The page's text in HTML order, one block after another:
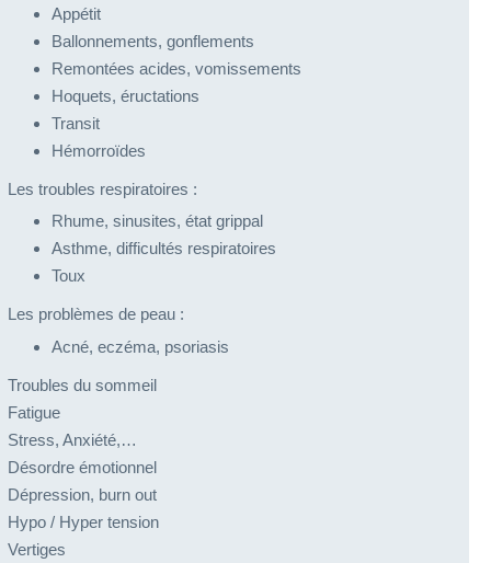
Appétit
Ballonnements, gonflements
Remontées acides, vomissements
Hoquets, éructations
Transit
Hémorroïdes
Les troubles respiratoires :
Rhume, sinusites, état grippal
Asthme, difficultés respiratoires
Toux
Les problèmes de peau :
Acné, eczéma, psoriasis​
Troubles du sommeil
Fatigue
Stress, Anxiété,…
Désordre émotionnel
Dépression, burn out
Hypo / Hyper tension
Vertiges